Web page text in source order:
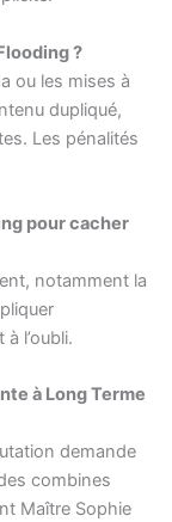
?
ou les mises à
dupliqué,
Les pénalités
pour cacher
notamment la
l’oubli.
à Long Terme
demande
combines
Maître Sophie